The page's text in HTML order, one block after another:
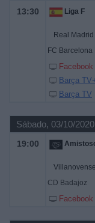
13:30 Liga F
Real
FC Barcelona
Barça
Barça TV
Sábado, 03/10/2020
19:00
Villanovense
CD Badajoz